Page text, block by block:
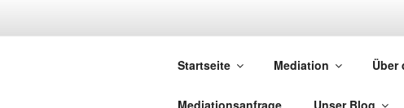
NETZWERK-
Startseite Mediation Über
Mediationsanfrage Unser Blog